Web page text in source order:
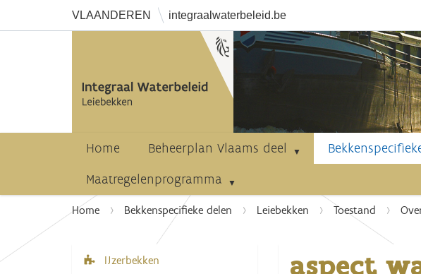
VLAANDEREN integraalwaterbeleid.be
Home Beheerplan Vlaams deel
Maatregelenprogramma
U
Home Bekkenspecifieke delen Leiebekken Toestand
aspect
N
IJzerbekken